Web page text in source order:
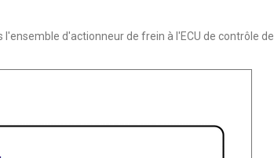
d'actionneur de frein à l'ECU de contrôle de